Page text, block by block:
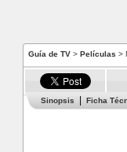
Guía de TV > Películas >
Sinopsis Ficha